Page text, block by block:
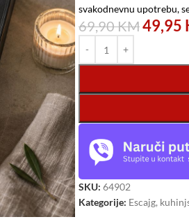
svakodnevnu upotrebu,
69,90KM49,95
SKU: 64902
Kategorije: Escajg,